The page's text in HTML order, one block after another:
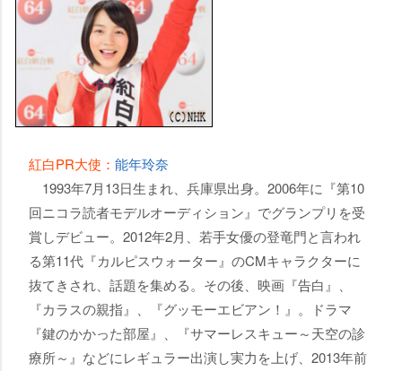
紅白PR大使： 能年玲奈
1993年7月13日生まれ、兵庫県出身。2006年に『第10
回ニコラ読者モデルオーディション』でグランプリを受
賞しデビュー。2012年2月、若手女優の登竜門と言われ
る第11代『カルピスウォーター』のCMキャラクターに
抜てきされ、話題を集める。その後、映画『告白』、
『カラスの親指』、『グッモーエビアン！』。ドラマ
『鍵のかかった部屋』、『サマーレスキュー～天空の診
療所～』などにレギュラー出演し実力を上げ、2013年前